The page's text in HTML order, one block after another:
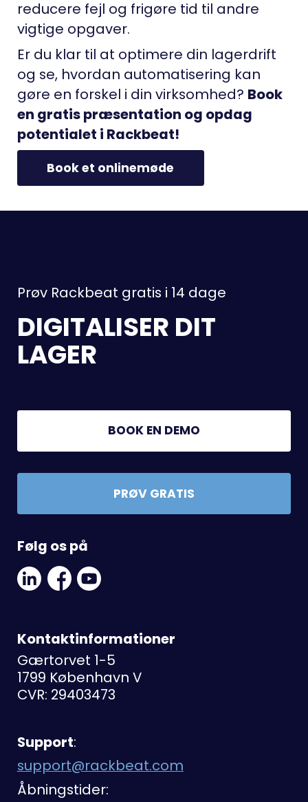
reducere fejl og frigøre tid til andre
vigtige opgaver.
Er du klar til at optimere din lagerdrift
og se, hvordan automatisering kan
gøre en forskel i din virksomhed? Book
en gratis præsentation og opdag
potentialet i Rackbeat!
Book et onlinemøde
Prøv Rackbeat gratis i 14 dage
DIGITALISER DIT
LAGER
BOOK EN DEMO
PRØV GRATIS
Følg os på
Linkedin
Social
Link
Facebook
Social
Link
Youtube
Link
Kontaktinformationer
Gærtorvet 1-5
1799 København V
CVR: 29403473
Support:
support@rackbeat.com
Åbningstider: